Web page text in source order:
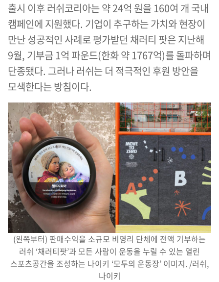
출시 이후 러쉬코리아는 약 24억 원을 160여 개 국내
캠페인에 지원했다. 기업이 추구하는 가치와 현장이
만난 성공적인 사례로 평가받던 채러티 팟은 지난해
9월, 기부금 1억 파운드(한화 약 1767억)를 돌파하며
단종됐다. 그러나 러쉬는 더 적극적인 후원 방안을
모색한다는 방침이다.
(왼쪽부터) 판매수익을 소규모 비영리 단체에 전액 기부하는
러쉬 ‘채러티팟’과 모든 사람이 운동을 누릴 수 있는 열린
스포츠공간을 조성하는 나이키 ‘모두의 운동장’ 이미지. /러쉬,
나이키